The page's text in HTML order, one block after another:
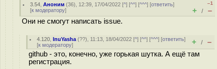
3.54 ,Аноним (36), 12:39, 17/04/2022 [^] [^^] [^^^] [ответить]
[к модератору]
–1
+ / –
Они не смогут написать issue.
4.120 ,InuYasha (??), 11:13, 18/04/2022 [^] [^^] [^^^] [ответить]
[к модератору] + / –
github - это, конечно, уже горькая шутка. А ещё там
регистрация.